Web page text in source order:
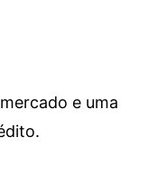
e uma